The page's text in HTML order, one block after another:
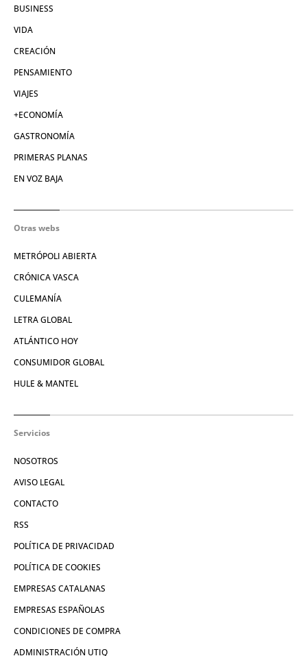
BUSINESS
VIDA
CREACIÓN
PENSAMIENTO
VIAJES
+ECONOMÍA
GASTRONOMÍA
PRIMERAS PLANAS
EN VOZ BAJA
Otras webs
METRÓPOLI ABIERTA
CRÓNICA VASCA
CULEMANÍA
LETRA GLOBAL
ATLÁNTICO HOY
CONSUMIDOR GLOBAL
HULE & MANTEL
Servicios
NOSOTROS
AVISO LEGAL
CONTACTO
RSS
POLÍTICA DE PRIVACIDAD
POLÍTICA DE COOKIES
EMPRESAS CATALANAS
EMPRESAS ESPAÑOLAS
CONDICIONES DE COMPRA
ADMINISTRACIÓN UTIQ